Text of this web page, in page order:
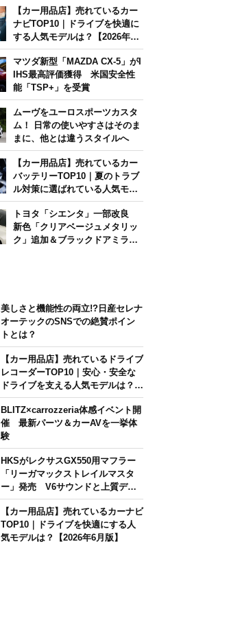
【カー用品店】売れているカー
ナビTOP10｜ドライブを快適に
する人気モデルは？【2026年6
月版】
マツダ新型「MAZDA CX-5」がI
IHS最高評価獲得 米国安全性
能「TSP+」を受賞
ムーヴをユーロスポーツカスタ
ム！ 日常の使いやすさはそのま
まに、他とは違うスタイルへ
【カー用品店】売れているカー
バッテリーTOP10｜夏のトラブ
ル対策に選ばれている人気モデ
ルは？【2026年6月版】
トヨタ「シエンタ」一部改良
新色「クリアベージュメタリッ
ク」追加＆ブラックドアミラー
美しさと機能性の両立!?日産セレナ
オーテックのSNSでの絶賛ポイン
トとは？
【カー用品店】売れているドライブ
レコーダーTOP10｜安心・安全な
ドライブを支える人気モデルは？
【2026年6月版】
BLITZ×carrozzeria体感イベント開
催 最新パーツ＆カーAVを一挙体
験
HKSがレクサスGX550用マフラー
「リーガマックストレイルマスタ
ー」発売 V6サウンドと上質デザ
インを両立
【カー用品店】売れているカーナビ
TOP10｜ドライブを快適にする人
気モデルは？【2026年6月版】